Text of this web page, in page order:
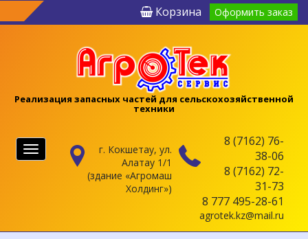
Корзина Оформить заказ
Реализация запасных частей для сельскохозяйственной
техники
8 (7162) 76-
38-06
8 (7162) 72-
31-73
8 777 495-28-61
agrotek.kz@mail.ru
г. Кокшетау, ул.
Алатау 1/1
(здание «Агромаш
Холдинг»)
Меню